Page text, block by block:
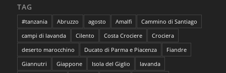
TAG
#tanzania Abruzzo agosto Amalfi
Cammino di Santiago
campi di lavanda
Cilento Costa Crociere
Crociera
deserto marocchino
Ducato di Parma e Piacenza
Fiandre
Giannutri
Giappone Isola del Giglio
lavanda